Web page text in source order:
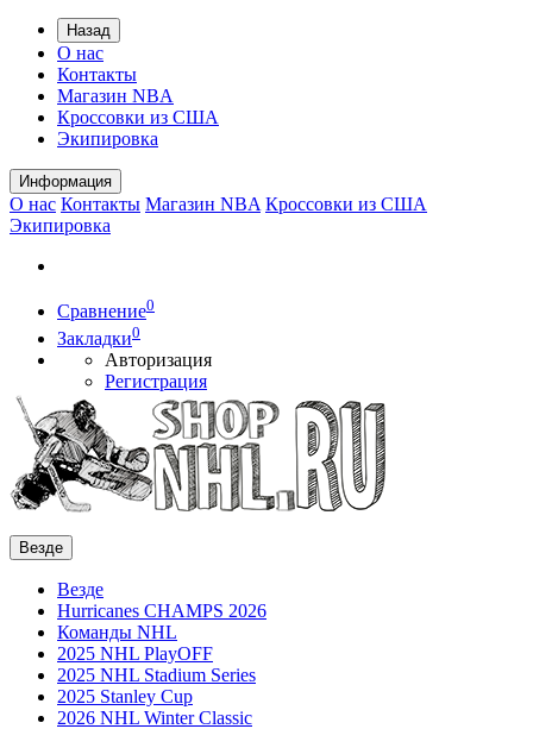
Назад
О нас
Контакты
Магазин NBA
Кроссовки из США
Экипировка
Информация
О нас Контакты Магазин NBA Кроссовки из США
Экипировка
Сравнение0
Закладки0
Авторизация
Регистрация
Везде
Везде
Hurricanes CHAMPS 2026
Команды NHL
2025 NHL PlayOFF
2025 NHL Stadium Series
2025 Stanley Cup
2026 NHL Winter Classic